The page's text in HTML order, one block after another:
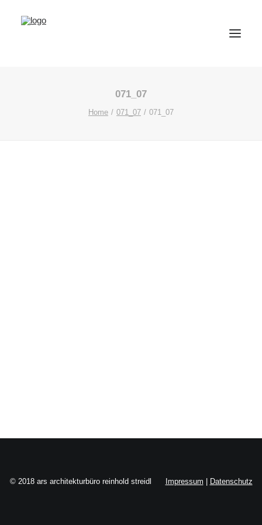
071_07
Home 071_07 071_07
© 2018 ars architekturbüro reinhold streidl Impressum Datenschutz